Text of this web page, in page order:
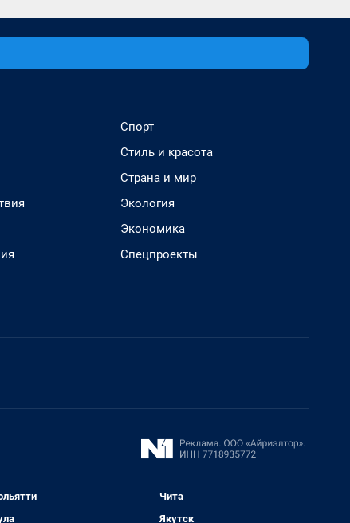
Спорт
Стиль и красота
Страна и мир
Экология
Экономика
Спецпроекты
Чита
Якутск